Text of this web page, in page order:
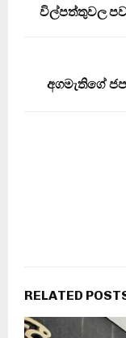
විල්පත්තුවල
අගමැතිගේ
RELATED